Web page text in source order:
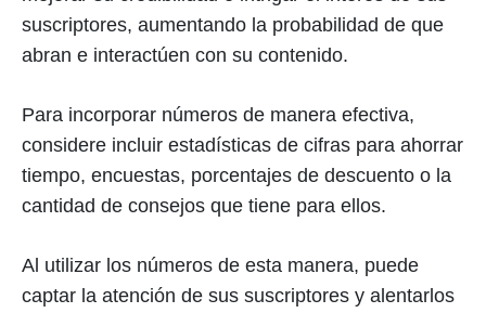
suscriptores, aumentando la probabilidad de que
abran e interactúen con su contenido.
Para incorporar números de manera efectiva,
considere incluir estadísticas de cifras para ahorrar
tiempo, encuestas, porcentajes de descuento o la
cantidad de consejos que tiene para ellos.
Al utilizar los números de esta manera, puede
captar la atención de sus suscriptores y alentarlos